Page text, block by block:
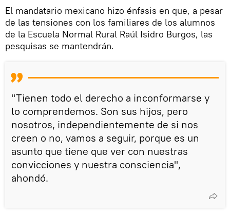
El mandatario mexicano hizo énfasis en que, a pesar
de las tensiones con los familiares de los alumnos
de la Escuela Normal Rural Raúl Isidro Burgos, las
pesquisas se mantendrán.
"Tienen todo el derecho a inconformarse y
lo comprendemos. Son sus hijos, pero
nosotros, independientemente de si nos
creen o no, vamos a seguir, porque es un
asunto que tiene que ver con nuestras
convicciones y nuestra consciencia",
ahondó.